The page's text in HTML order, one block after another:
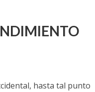
hasta tal punto